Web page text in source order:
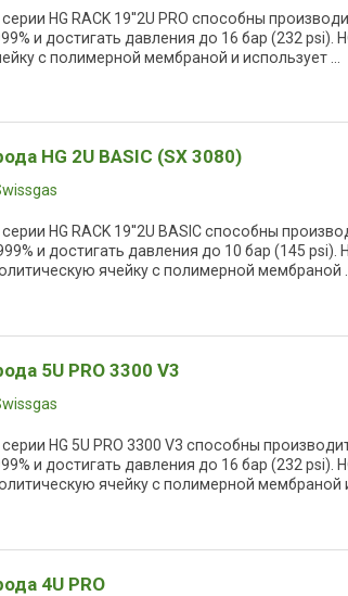
HG RACK 19''2U PRO способны
и достигать давления до 16 бар (232 psi).
с полимерной мембраной и использует ...
HG 2U BASIC (SX 3080)
HG RACK 19''2U BASIC способны
и достигать давления до 10 бар (145 psi).
ячейку с полимерной мембраной
5U PRO 3300 V3
HG 5U PRO 3300 V3 способны
и достигать давления до 16 бар (232 psi).
ячейку с полимерной мембраной и
4U PRO